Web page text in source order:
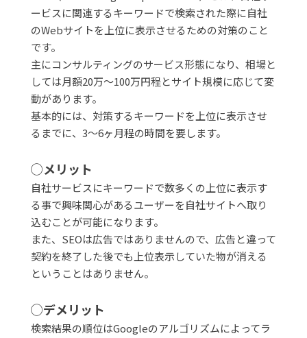
ービスに関連するキーワードで検索された際に自社
のWebサイトを上位に表示させるための対策のこと
です。
主にコンサルティングのサービス形態になり、相場と
しては月額20万～100万円程とサイト規模に応じて変
動があります。
基本的には、対策するキーワードを上位に表示させ
るまでに、3～6ヶ月程の時間を要します。
◯メリット
自社サービスにキーワードで数多くの上位に表示す
る事で興味関心があるユーザーを自社サイトへ取り
込むことが可能になります。
また、SEOは広告ではありませんので、広告と違って
契約を終了した後でも上位表示していた物が消える
ということはありません。
◯デメリット
検索結果の順位はGoogleのアルゴリズムによってラ